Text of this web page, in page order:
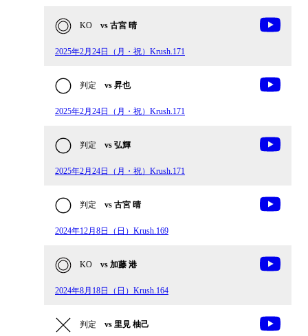
KO vs 古宮 晴
2025年2月24日（月・祝）Krush.171
判定 vs 昇也
2025年2月24日（月・祝）Krush.171
判定 vs 弘輝
2025年2月24日（月・祝）Krush.171
判定 vs 古宮 晴
2024年12月8日（日）Krush.169
KO vs 加藤 港
2024年8月18日（日）Krush.164
判定 vs 里見 柚己